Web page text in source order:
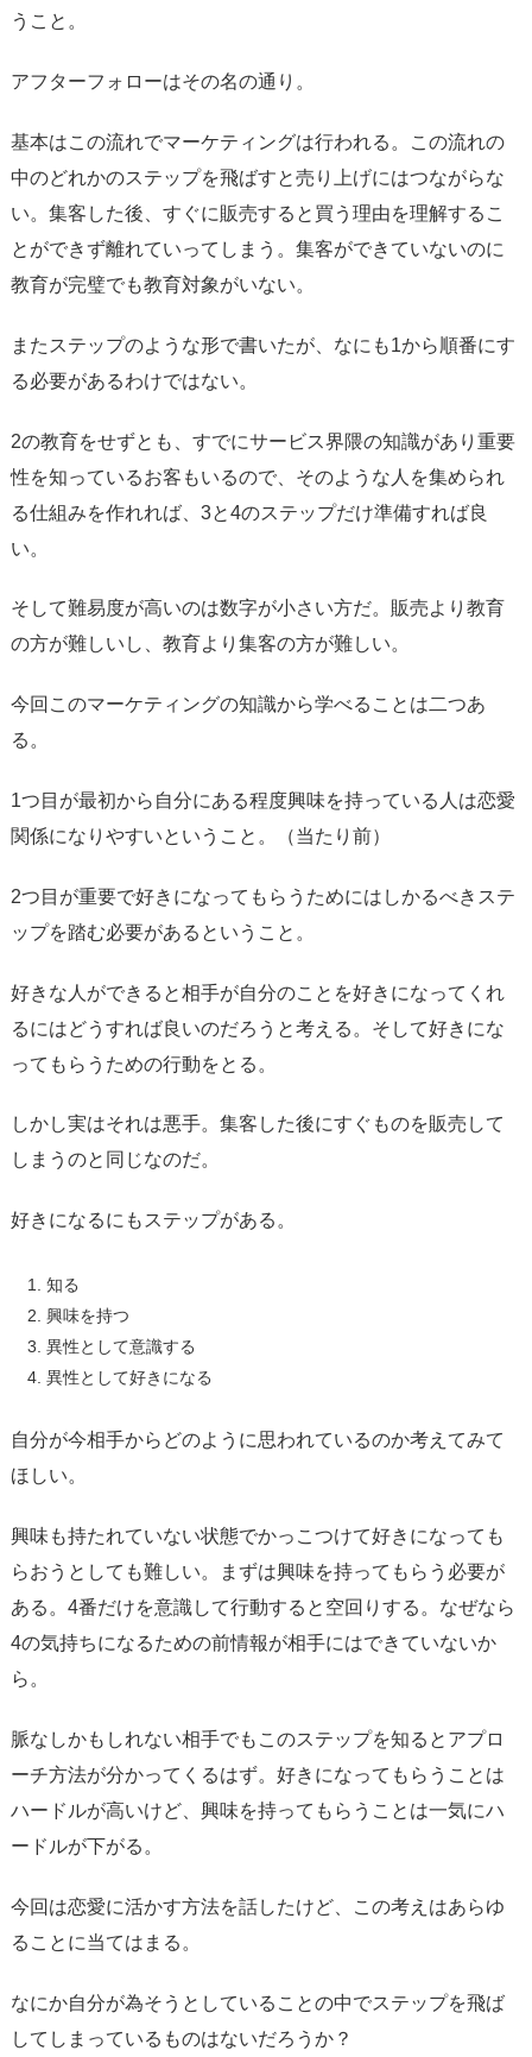
うこと。
アフターフォローはその名の通り。
基本はこの流れでマーケティングは行われる。この流れの
中のどれかのステップを飛ばすと売り上げにはつながらな
い。集客した後、すぐに販売すると買う理由を理解するこ
とができず離れていってしまう。集客ができていないのに
教育が完璧でも教育対象がいない。
またステップのような形で書いたが、なにも1から順番にす
る必要があるわけではない。
2の教育をせずとも、すでにサービス界隈の知識があり重要
性を知っているお客もいるので、そのような人を集められ
る仕組みを作れれば、3と4のステップだけ準備すれば良
い。
そして難易度が高いのは数字が小さい方だ。販売より教育
の方が難しいし、教育より集客の方が難しい。
今回このマーケティングの知識から学べることは二つあ
る。
1つ目が最初から自分にある程度興味を持っている人は恋愛
関係になりやすいということ。（当たり前）
2つ目が重要で好きになってもらうためにはしかるべきステ
ップを踏む必要があるということ。
好きな人ができると相手が自分のことを好きになってくれ
るにはどうすれば良いのだろうと考える。そして好きにな
ってもらうための行動をとる。
しかし実はそれは悪手。集客した後にすぐものを販売して
しまうのと同じなのだ。
好きになるにもステップがある。
知る
興味を持つ
異性として意識する
異性として好きになる
自分が今相手からどのように思われているのか考えてみて
ほしい。
興味も持たれていない状態でかっこつけて好きになっても
らおうとしても難しい。まずは興味を持ってもらう必要が
ある。4番だけを意識して行動すると空回りする。なぜなら
4の気持ちになるための前情報が相手にはできていないか
ら。
脈なしかもしれない相手でもこのステップを知るとアプロ
ーチ方法が分かってくるはず。好きになってもらうことは
ハードルが高いけど、興味を持ってもらうことは一気にハ
ードルが下がる。
今回は恋愛に活かす方法を話したけど、この考えはあらゆ
ることに当てはまる。
なにか自分が為そうとしていることの中でステップを飛ば
してしまっているものはないだろうか？